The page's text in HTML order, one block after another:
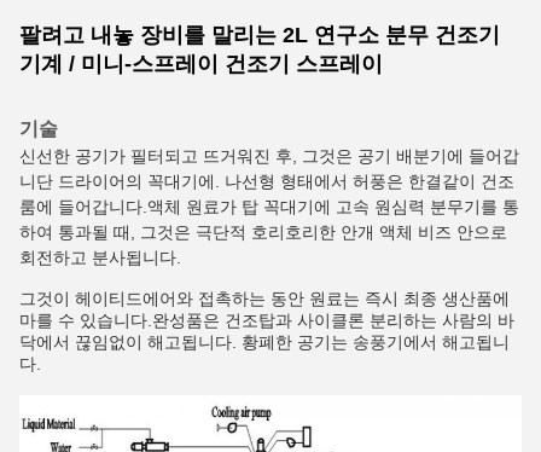
팔려고 내놓 장비를 말리는 2L 연구소 분무 건조기
기계 / 미니-스프레이 건조기 스프레이
기술
신선한 공기가 필터되고 뜨거워진 후, 그것은 공기 배분기에 들어갑
니단 드라이어의 꼭대기에. 나선형 형태에서 허풍은 한결같이 건조
룸에 들어갑니다.액체 원료가 탑 꼭대기에 고속 원심력 분무기를 통
하여 통과될 때, 그것은 극단적 호리호리한 안개 액체 비즈 안으로
회전하고 분사됩니다.
그것이 헤이티드에어와 접촉하는 동안 원료는 즉시 최종 생산품에
마를 수 있습니다.완성품은 건조탑과 사이클론 분리하는 사람의 바
닥에서 끊임없이 해고됩니다. 황폐한 공기는 송풍기에서 해고됩니
다.